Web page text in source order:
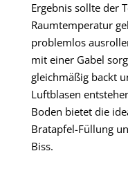
Ergebnis sollte der
Raumtemperatur
problemlos
mit einer Gabel
gleichmäßig backt
Luftblasen
Boden bietet die
Bratapfel-Füllung
Biss.